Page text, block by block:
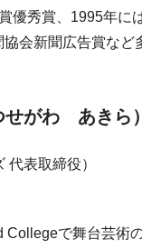
優秀賞、1995年に
会新聞広告賞など
がわ あきら
代表取締役）
Collegeで舞台芸術